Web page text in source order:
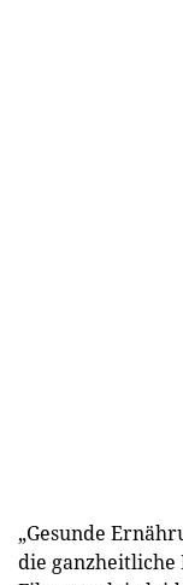
„Gesunde
die